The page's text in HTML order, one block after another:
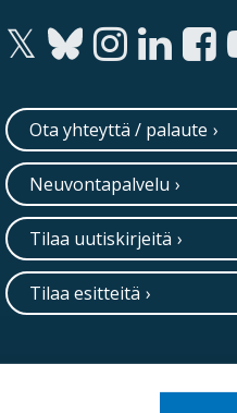
Ota yhteyttä / palaute
Neuvontapalvelu
Tilaa uutiskirjeitä
Tilaa esitteitä